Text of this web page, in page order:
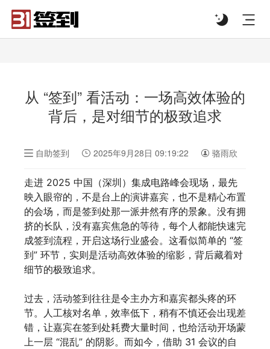
从 “签到” 看活动：一场高效体验的
背后，是对细节的极致追求
自助签到 2025年9月28日 09:19:22 骆雨欣
走进 2025 中国（深圳）集成电路峰会现场，最先
映入眼帘的，不是台上的演讲嘉宾，也不是精心布置
的会场，而是签到处那一派井然有序的景象。没有拥
挤的长队，没有嘉宾焦急的等待，每个人都能快速完
成签到流程，开启这场行业盛会。这看似简单的 “签
到” 环节，实则是活动高效体验的缩影，背后藏着对
细节的极致追求。
过去，活动签到往往是令主办方和嘉宾都头疼的环
节。人工核对名单，效率低下，稍有不慎还会出现差
错，让嘉宾在签到处耗费大量时间，也给活动开场蒙
上一层 “混乱” 的阴影。而如今，借助 31 会议的自